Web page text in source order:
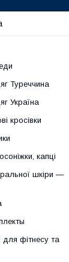
Туреччина
Україна
кросівки
капці
шкіри —
для фітнесу та